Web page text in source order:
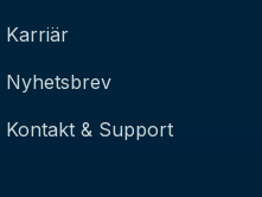
Karriär
Nyhetsbrev
Kontakt & Support